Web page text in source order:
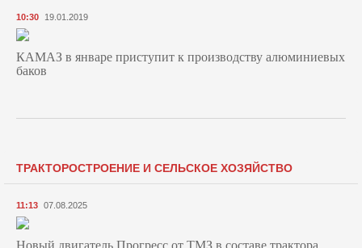
10:30 19.01.2019
КАМАЗ в январе приступит к производству алюминиевых
баков
ТРАКТОРОСТРОЕНИЕ И СЕЛЬСКОЕ ХОЗЯЙСТВО
11:13 07.08.2025
Новый двигатель Прогресс от ТМЗ в составе трактора